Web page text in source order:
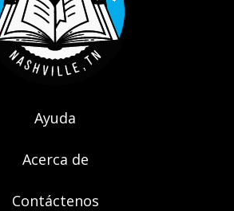
Ayuda
Acerca de
Contáctenos